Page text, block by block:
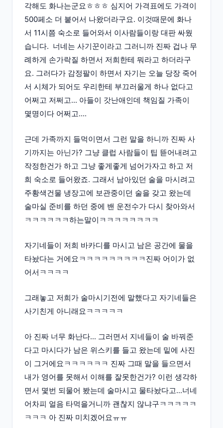
각해도 화나는군요ㅎㅎㅎ 심지어 가격표에도 가격이
500페소 더 붙어서 나왔더라구요. 이것때문에 화나
서 11시쯤 숙소로 들어와서 이사람들이랑 대판 싸웠
습니다. 너네는 사기꾼이라고 그러니까 진짜 겁나 무
례하게 손가락질 하면서 저희한테 뭐라고 하더라구
요. 그러다가 감정팔이 하면서 자기는 오늘 당장 죽어
서 시체가 되어도 우리한테 부끄러울게 하나 없다고
어쩌고 저쩌고... 아들이 갓난애인데 책임질 가족이
몇명이다 어쩌고....
근데 가족까지 들먹이면서 그런 말을 하니까 진짜 사
기까지는 아닌가? 그냥 클럽 사람들이 팁 뜯어내려고
작정한건가 하고 그냥 좋게좋게 넘어가자고 하고 저
희 숙소로 들어왔죠. 그래서 남아있던 술을 마시려고
주황색건물 냉장고에 보관중이던 술을 갖고 왔는데
술마실 준비를 하던 중에 밴 운전수가 다시 찾아와서
ㅋㅋㅋㅋㅋㅋ하는말이ㅋㅋㅋㅋㅋㅋㅋㅋ
자기네들이 저희 바카디를 마시고 남은 공간에 물을
타놨다는 거에요ㅋㅋㅋㅋㅋㅋㅋㅋㅋ진짜 어이가 없
어서ㅋㅋㅋㅋ
그래놓고 저희가 술마시기전에 말했다고 자기네들은
사기친게 아니래요ㅋㅋㅋㅋㅋ
아 진짜 너무 화난다... 그러면서 지네들이 술 바꿔준
다고 마시다가 남은 위스키를 들고 왔는데 밑에 사진
이 그거에요ㅋㅋㅋㅋㅋㅋ 진짜 그때 말을 들으면서
내가 영어를 못해서 이해를 잘못한건가? 이런 생각하
면서 몇번 되물어 봤는데 술마시고 물타놨다고...너네
어차피 얼음 타먹을거니까 괜찮지 않냐구ㅋㅋㅋㅋㅋ
ㅋㅋㅋ 아 진짜 미치겠어요ㅠㅠ